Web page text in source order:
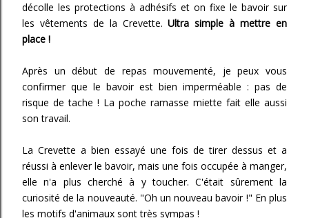
décolle les protections à adhésifs et on fixe le bavoir sur
les vêtements de la Crevette.Ultra simple à mettre en
place !
Après un début de repas mouvementé, je peux vous
confirmer que le bavoir est bien imperméable : pas de
risque de tache ! La poche ramasse miette fait elle aussi
son travail.
La Crevette a bien essayé une fois de tirer dessus et a
réussi à enlever le bavoir, mais une fois occupée à manger,
elle n'a plus cherché à y toucher. C'était sûrement la
curiosité de la nouveauté. "Oh un nouveau bavoir !" En plus
les motifs d'animaux sont très sympas !